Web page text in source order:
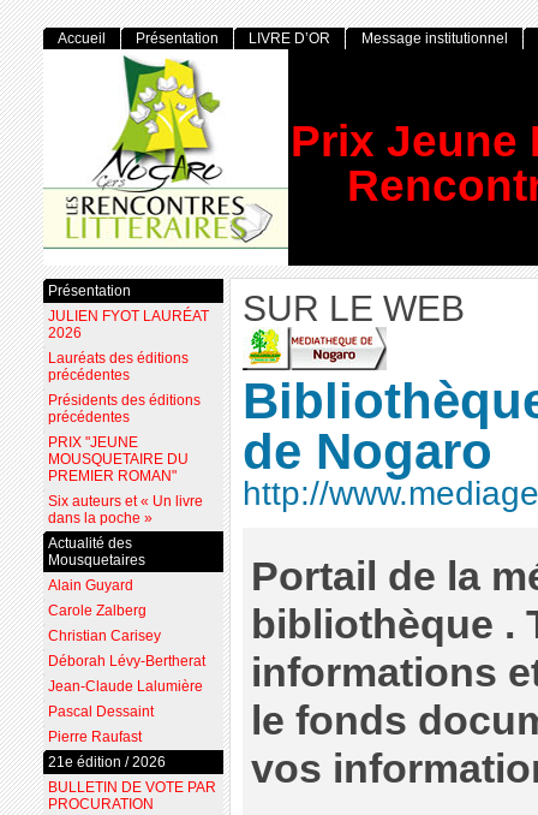
Prix Jeune
SUR LE WEB
de Nogaro
http://
Portail de la
bibliothèque .
informations
le fonds
vos
Accueil Présentation LIVRE D’OR Message institutionnel
Présentation
JULIEN FYOT LAURÉAT
2026
Lauréats des éditions
précédentes
Présidents des éditions
précédentes
PRIX "JEUNE
MOUSQUETAIRE DU
PREMIER ROMAN"
Six auteurs et « Un livre
dans la poche »
Actualité des
Mousquetaires
Alain Guyard
Carole Zalberg
Christian Carisey
Déborah Lévy-Bertherat
Jean-Claude Lalumière
Pascal Dessaint
Pierre Raufast
21e édition / 2026
BULLETIN DE VOTE PAR
PROCURATION